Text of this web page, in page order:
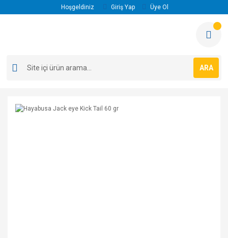
Hoşgeldiniz Giriş Yap Üye Ol
ARA